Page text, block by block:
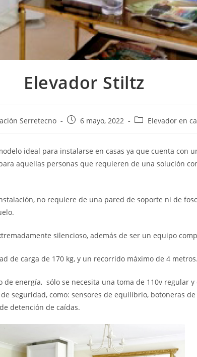
Elevador Stiltz
Serretecno 6 mayo, 2022 Elevador en
ideal para instalarse en casas ya que cuenta con
aquellas personas que requieren de una solución
no requiere de una pared de soporte ni de
silencioso, además de ser un equipo
de carga de 170 kg, y un recorrido máximo de 4
de energía, sólo se necesita una toma de 110v regular y
seguridad, como: sensores de equilibrio, botoneras
detención de caídas.